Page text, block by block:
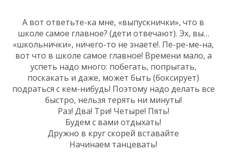
А вот ответьте-ка мне, «выпускнички», что в
школе самое главное? (дети отвечают). Эх, вы…
«школьнички», ничего-то не знаете!. Пе-ре-ме-на,
вот что в школе самое главное! Времени мало, а
успеть надо много: побегать, попрыгать,
поскакать и даже, может быть (боксирует)
подраться с кем-нибудь! Поэтому надо делать все
быстро, нельзя терять ни минуты!
Раз! Два! Три! Четыре! Пять!
Будем с вами отдыхать!
Дружно в круг скорей вставайте
Начинаем танцевать!